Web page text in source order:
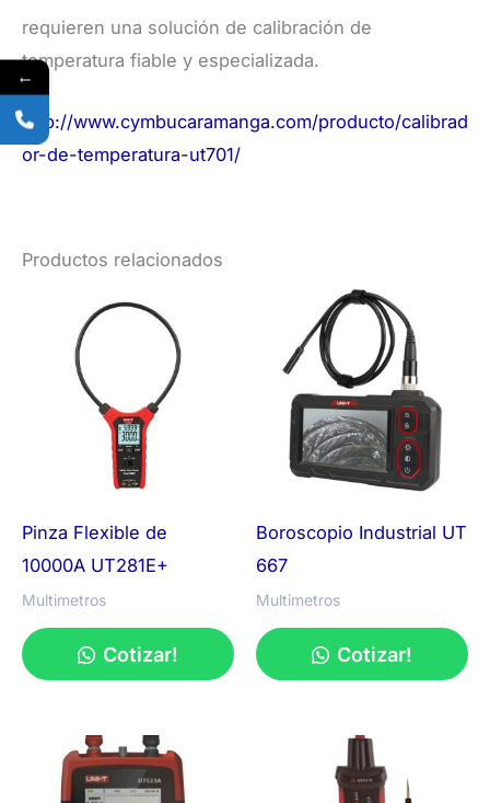
requieren una solución de calibración de
temperatura fiable y especializada.
http://www.cymbucaramanga.com/producto/calibrad
or-de-temperatura-ut701/
Productos relacionados
Pinza Flexible de
10000A UT281E+
Multimetros
Cotizar!
Boroscopio Industrial UT
667
Multimetros
Cotizar!
←